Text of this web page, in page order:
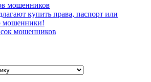
мошенников
купить права, паспорт или
мошенники!
мошенников